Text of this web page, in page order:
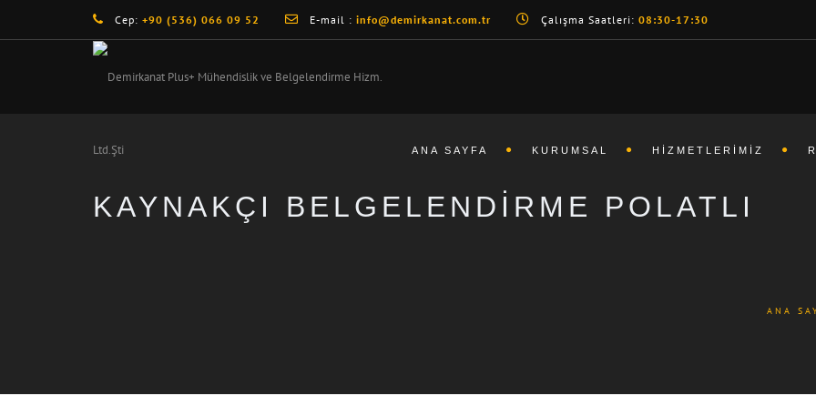
Cep: +90 (536) 066 09 52 E-mail : info@demirkanat.com.tr Çalışma Saatleri: 08:30-17:30
ANA SAYFA KURUMSAL HIZMETLERIMIZ
KAYNAKÇI BELGELENDIRME POLATLI
ANA